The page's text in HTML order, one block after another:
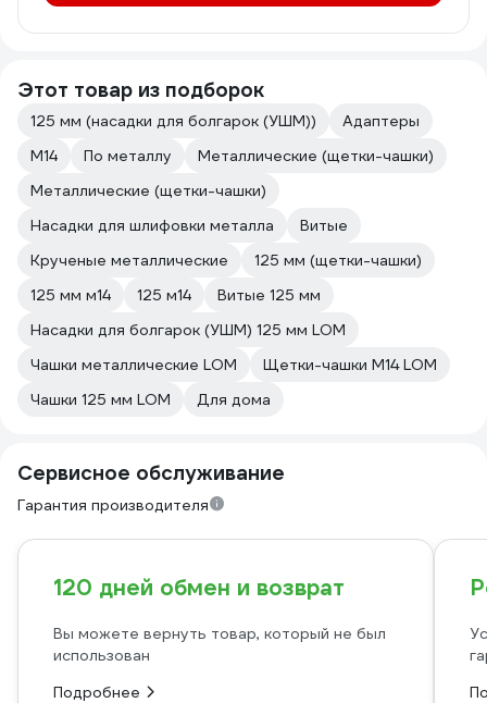
Этот товар из подборок
125 мм (насадки для болгарок (УШМ))
Адаптеры
М14
По металлу
Металлические (щетки-чашки)
Металлические (щетки-чашки)
Насадки для шлифовки металла
Витые
Крученые металлические
125 мм (щетки-чашки)
125 мм м14
125 м14
Витые 125 мм
Насадки для болгарок (УШМ) 125 мм LOM
Чашки металлические LOM
Щетки-чашки М14 LOM
Чашки 125 мм LOM
Для дома
Сервисное обслуживание
Гарантия производителя
120 дней обмен и возврат
Вы можете вернуть товар, который не был
использован
Подробнее